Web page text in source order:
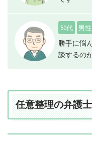
50代 男性
勝手に悩
談するの
任意整理の弁護